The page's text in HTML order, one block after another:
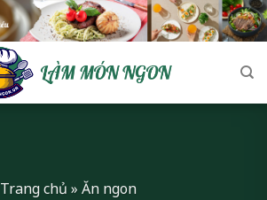
Trang chủ » Ăn ngon